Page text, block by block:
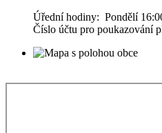
Úřední hodiny: Pondělí
Číslo účtu pro poukazování